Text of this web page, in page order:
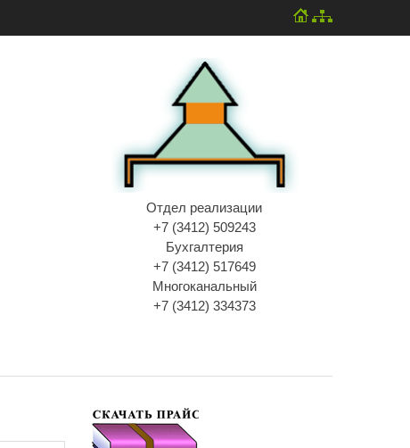
Отдел реализации
+7 (3412) 509243
Бухгалтерия
+7 (3412) 517649
Многоканальный
+7 (3412) 334373